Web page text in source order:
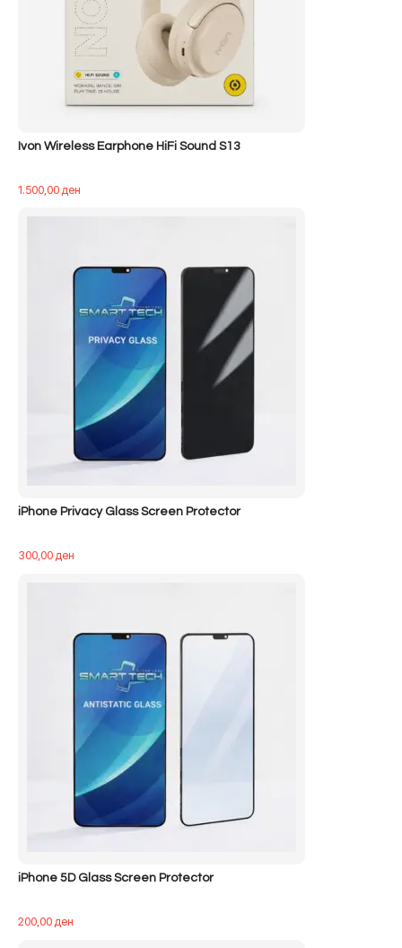
Ivon Wireless Earphone HiFi Sound S13
1.500,00ден
iPhone Privacy Glass Screen Protector
300,00ден
iPhone 5D Glass Screen Protector
200,00ден